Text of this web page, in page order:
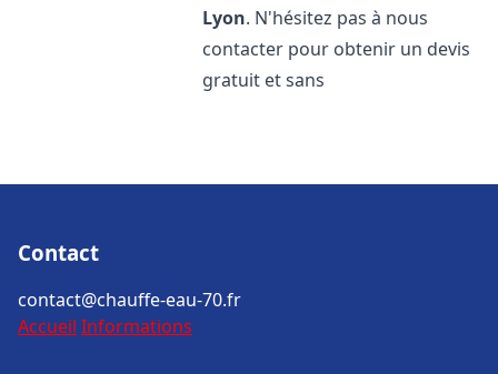
Lyon. N'hésitez pas à nous
contacter pour obtenir un devis
gratuit et sans
Contact
contact@chauffe-eau-70.fr
Accueil Informations